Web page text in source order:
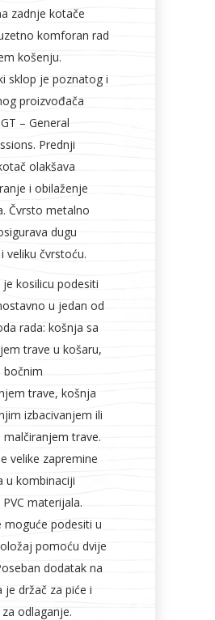
zadnje kotače
komforan rad
košenju.
sklop je poznatog i
proizvođača
– General
Prednji
olakšava
i obilaženje
Čvrsto metalno
dugu
veliku čvrstoću.
kosilicu podesiti
u jedan od
rada: košnja sa
trave u košaru,
bočnim
trave, košnja
izbacivanjem ili
malčiranjem trave.
velike zapremine
u kombinaciji
materijala.
moguće podesiti u
pomoću dvije
dodatak na
je držač za piće i
odlaganje.